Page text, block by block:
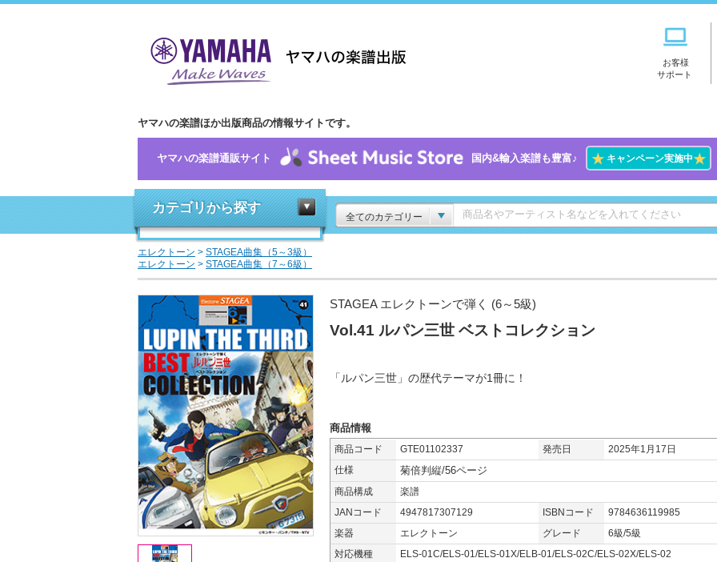
お客様
サポート
ヤマハの楽譜ほか出版商品の情報サイトです。
ヤマハの楽譜通販サイト 国内&輸入楽譜も豊富♪ ★キャンペーン実施中★
カテゴリから探す
全てのカテゴリー
エレクトーン > STAGEA曲集（5～3級）
エレクトーン > STAGEA曲集（7～6級）
STAGEA エレクトーンで弾く (6～5級)
Vol.41 ルパン三世 ベストコレクション
「ルパン三世」の歴代テーマが1冊に！
商品情報
商品コード GTE01102337 発売日
2025年1月17日
仕様
菊倍判縦/56ページ
商品構成
楽譜
JANコード
4947817307129 ISBNコード
9784636119985
楽器
エレクトーン グレード
6級/5級
対応機種
ELS-01C/ELS-01/ELS-01X/ELB-01/ELS-02C/ELS-02X/ELS-02